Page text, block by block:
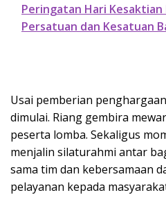
Peringatan Hari Kesaktian
Persatuan dan Kesatuan
Usai pemberian
dimulai. Riang gembira
peserta lomba. Sekaligus
menjalin silaturahmi antar
sama tim dan kebersamaan
pelayanan kepada